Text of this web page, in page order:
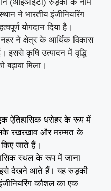
ने भारतीय इंजीनियरिंग
योगदान दिया है।
ने क्षेत्र के आर्थिक विकास
इससे कृषि उत्पादन में वृद्धि
बढ़ावा मिला।
ऐतिहासिक धरोहर के रूप में
रखरखाव और मरम्मत के
जाते हैं।
स्थल के रूप में जाना
इसे देखने आते हैं। यह रुड़की
कौशल का एक